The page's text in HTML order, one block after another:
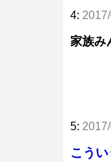
4:
家族み
5:
こう